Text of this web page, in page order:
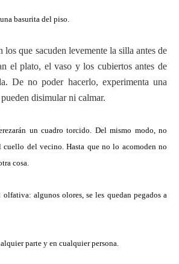
basurita del piso.
los que sacuden levemente la silla antes de
el plato, el vaso y los cubiertos antes de
De no poder hacerlo, experimenta una
disimular ni calmar.
un cuadro torcido. Del mismo modo, no
cuello del vecino. Hasta que no lo acomoden no
cosa.
algunos olores, se les quedan pegados a
parte y en cualquier persona.